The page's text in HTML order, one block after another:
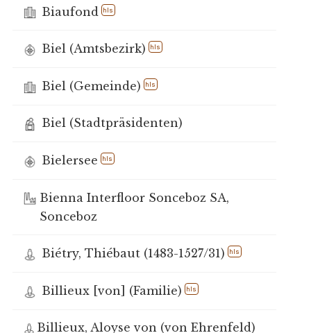
Biaufond hls
Biel (Amtsbezirk) hls
Biel (Gemeinde) hls
Biel (Stadtpräsidenten)
Bielersee hls
Bienna Interfloor Sonceboz SA,
Sonceboz
Biétry, Thiébaut (1483-1527/31) hls
Billieux [von] (Familie) hls
Billieux, Aloyse von (von Ehrenfeld)